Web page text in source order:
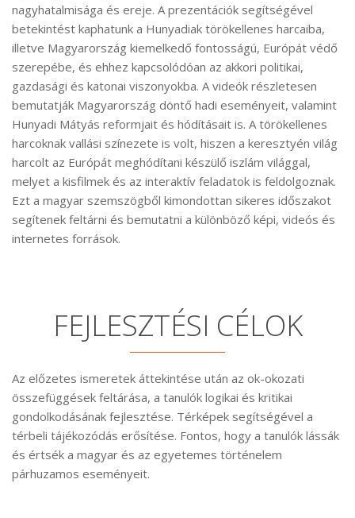
nagyhatalmisága és ereje. A prezentációk segítségével
betekintést kaphatunk a Hunyadiak törökellenes harcaiba,
illetve Magyarország kiemelkedő fontosságú, Európát védő
szerepébe, és ehhez kapcsolódóan az akkori politikai,
gazdasági és katonai viszonyokba. A videók részletesen
bemutatják Magyarország döntő hadi eseményeit, valamint
Hunyadi Mátyás reformjait és hódításait is. A törökellenes
harcoknak vallási színezete is volt, hiszen a keresztyén világ
harcolt az Európát meghódítani készülő iszlám világgal,
melyet a kisfilmek és az interaktív feladatok is feldolgoznak.
Ezt a magyar szemszögből kimondottan sikeres időszakot
segítenek feltárni és bemutatni a különböző képi, videós és
internetes források.
FEJLESZTÉSI CÉLOK
Az előzetes ismeretek áttekintése után az ok-okozati
összefüggések feltárása, a tanulók logikai és kritikai
gondolkodásának fejlesztése. Térképek segítségével a
térbeli tájékozódás erősítése. Fontos, hogy a tanulók lássák
és értsék a magyar és az egyetemes történelem
párhuzamos eseményeit.